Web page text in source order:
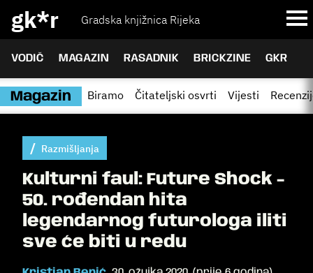
gk*r Gradska knjižnica Rijeka
VODIČ MAGAZIN RASADNIK BRICKZINE GKR
Magazin Biramo Čitateljski osvrti Vijesti
Razmišljanja
Kulturni faul: Future Shock -
50. rođendan hita
legendarnog futurologa iliti
sve će biti u redu